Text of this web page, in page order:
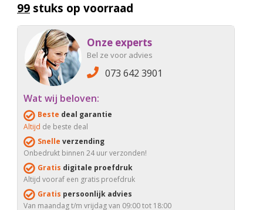
99 stuks op voorraad
Onze experts
Bel ze voor advies
073 642 3901
Wat wij beloven:
Beste deal garantie
Altijd de beste deal
Snelle verzending
Onbedrukt binnen 24 uur verzonden!
Gratis digitale proefdruk
Altijd vooraf een gratis proefdruk
Gratis persoonlijk advies
Van maandag t/m vrijdag van 09:00 tot 18:00